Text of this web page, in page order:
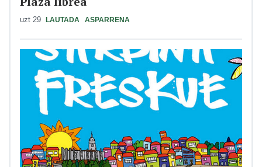
uzt 29 LAUTADA ASPARRENA